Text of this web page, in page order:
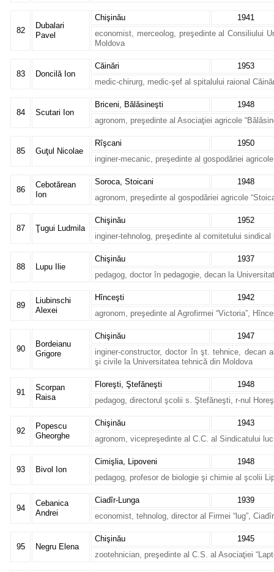
82
Dubalari
Pavel
Chişinău
1941
economist, merceolog, preşedinte al Consiliului
Moldova
83 Doncilă Ion
Căinări
1953
medic-chirurg, medic-şef al spitalului raional
84 Scutari Ion
Briceni, Bălăsineşti
1948
agronom, preşedinte al Asociaţiei agricole
85 Guţul Nicolae
Rîşcani
1950
inginer-mecanic, preşedinte al gospodăriei agricole
86
Cebotărean
Ion
Soroca, Stoicani
1948
agronom, preşedinte al gospodăriei agricole
87 Ţugui Ludmila
Chişinău
1952
inginer-tehnolog, preşedinte al comitetului
88 Lupu Ilie
Chişinău
1937
pedagog, doctor în pedagogie, decan la
89
Liubinschi
Alexei
Hînceşti
1942
agronom, preşedinte al Agrofirmei “Victoria”,
90
Bordeianu
Grigore
Chişinău
1947
inginer-constructor, doctor în şt. tehnice, decan
şi civile la Universitatea tehnică din Moldova
91
Scorpan
Raisa
Floreşti, Ştefăneşti
1948
pedagog, directorul şcolii s. Ştefăneşti, r-nul
92
Popescu
Gheorghe
Chişinău
1943
agronom, vicepreşedinte al C.C. al Sindicatului
93 Bivol Ion
Cimişlia, Lipoveni
1948
pedagog, profesor de biologie şi chimie al şcolii
94
Cebanica
Andrei
Ciadîr-Lunga
1939
economist, tehnolog, director al Firmei “lug”,
95 Negru Elena
Chişinău
1945
zootehnician, preşedinte al C.S. al Asociaţiei